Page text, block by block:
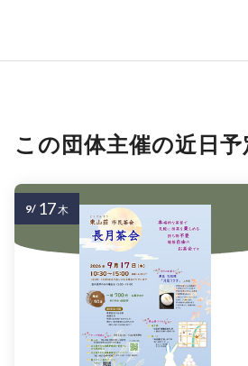
この団体主催の近日
9/ 17木